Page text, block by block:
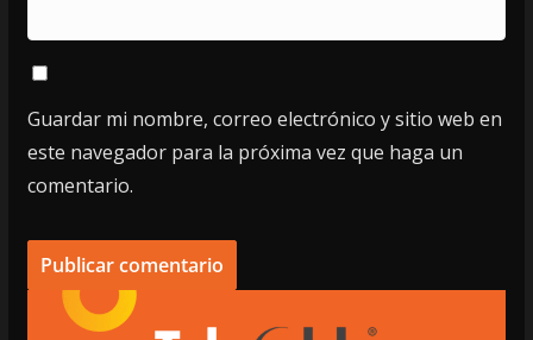
Guardar mi nombre, correo electrónico y sitio web en
este navegador para la próxima vez que haga un
comentario.